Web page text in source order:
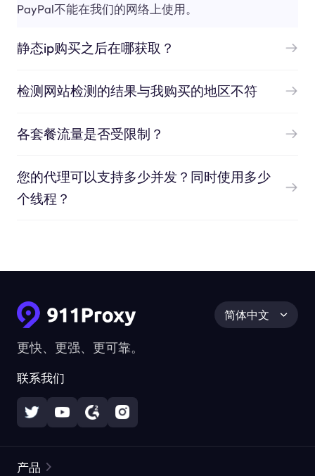
PayPal不能在我们的网络上使用。
静态ip购买之后在哪获取？
检测网站检测的结果与我购买的地区不符
各套餐流量是否受限制？
您的代理可以支持多少并发？同时使用多少
个线程？
更快、更强、更可靠。
联系我们
简体中文
产品